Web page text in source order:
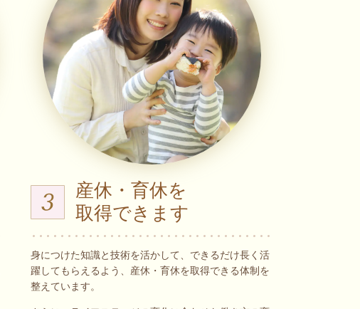
産休・育休を
取得できます
身につけた知識と技術を活かして、できるだけ長く活
躍してもらえるよう、産休・育休を取得できる体制を
整えています。